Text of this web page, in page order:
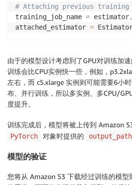
# Attaching previous training
training_job_name = estimator.
attached_estimator =
由于的模型设计考虑到了GPU对训练加
训练会比CPU实例快一些，例如，
左右，而 c5.xlarge 实例则可能需要6小
布、并行训练，所以多实例、多CPU/
度提升。
训练完成后，模型将被上传到 Amazon
PyTorch 对象时提供的 output_path
模型的验证
您将从 Amazon S3 下载经过训练的模